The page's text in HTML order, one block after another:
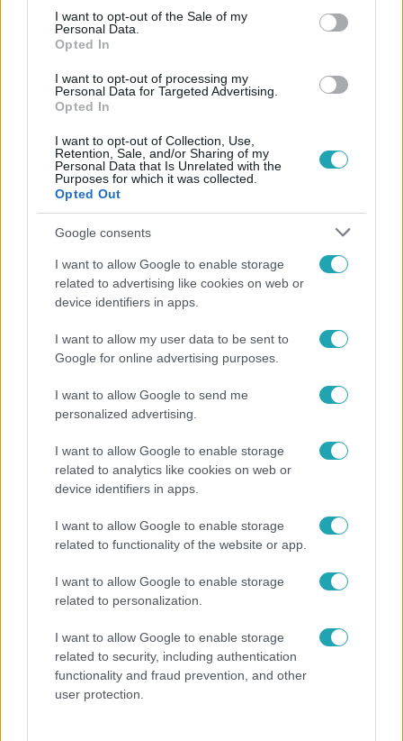
consent section.
I want to opt-out of the Sale of my
Personal Data.
Opted In
I want to opt-out of processing my
Personal Data for Targeted Advertising.
Opted In
I want to opt-out of Collection, Use,
Retention, Sale, and/or Sharing of my
Personal Data that Is Unrelated with the
Purposes for which it was collected.
Opted Out
Google consents
I want to allow Google to enable storage
related to advertising like cookies on web or
device identifiers in apps.
I want to allow my user data to be sent to
Google for online advertising purposes.
I want to allow Google to send me
personalized advertising.
I want to allow Google to enable storage
related to analytics like cookies on web or
device identifiers in apps.
I want to allow Google to enable storage
related to functionality of the website or app.
I want to allow Google to enable storage
related to personalization.
I want to allow Google to enable storage
related to security, including authentication
functionality and fraud prevention, and other
user protection.
ValóVilág
2016. november 18. 21:40
Vajon kik lettek a Villa sörpong mesterei?
A sorverseny második feladata egyesítette az alkoholt és
jeleskedtek, cserébe viszont mindannyian elmerülhettek
egy picit az alkoholban.
ValóVilág
Vivi: "Még csak most ugráltam bele a zsákba"
és az első feladatban rögtön ügyeskedniük kellett: jött a
zsákban futás. Vivinek már maga a zsák is nagy
problémát jelentett!